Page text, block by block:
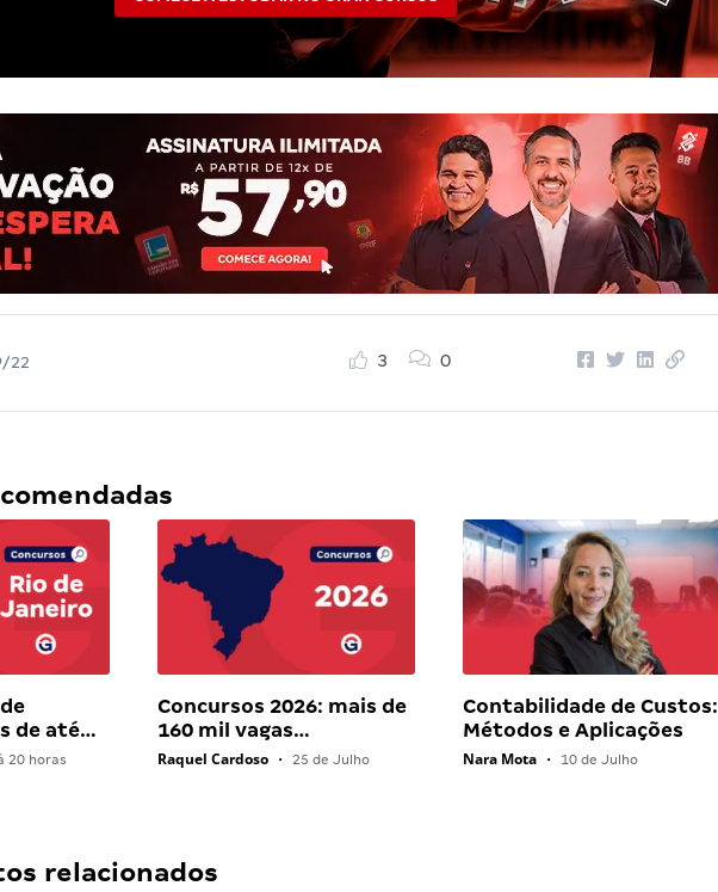
22
3 0
de até…
20 horas
Concursos 2026: mais de
160 mil vagas…
Raquel Cardoso • 25 de Julho
Contabilidade de Custos:
Métodos e Aplicações
Nara Mota • 10 de Julho
relacionados